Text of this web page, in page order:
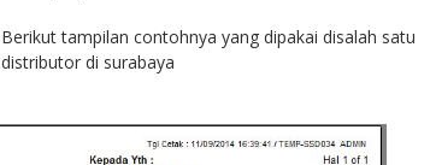
Berikut tampilan contohnya yang dipakai disalah satu
distributor di surabaya